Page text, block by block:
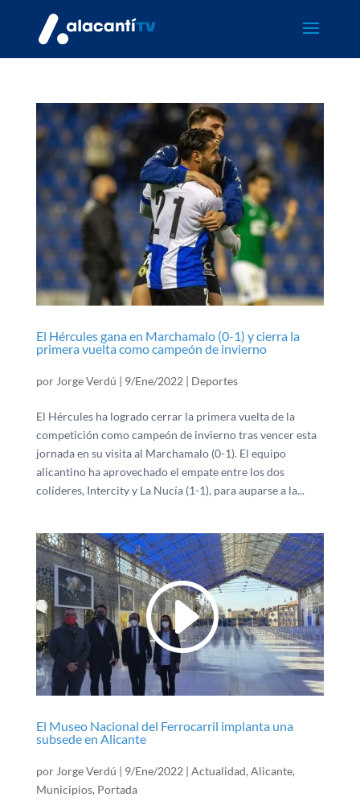
El Hércules gana en Marchamalo (0-1) y cierra la
primera vuelta como campeón de invierno
por Jorge Verdú | 9/Ene/2022 | Deportes
El Hércules ha logrado cerrar la primera vuelta de la
competición como campeón de invierno tras vencer esta
jornada en su visita al Marchamalo (0-1). El equipo
alicantino ha aprovechado el empate entre los dos
colíderes, Intercity y La Nucía (1-1), para auparse a la...
El Museo Nacional del Ferrocarril implanta una
subsede en Alicante
por Jorge Verdú | 9/Ene/2022 | Actualidad, Alicante,
Municipios, Portada